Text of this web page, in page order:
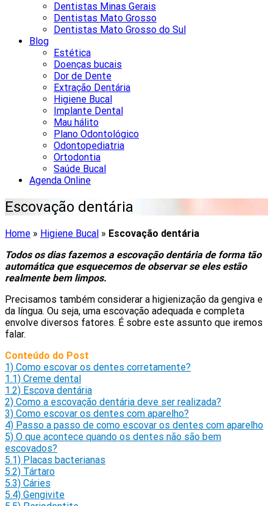
Dentistas Minas Gerais
Dentistas Mato Grosso
Dentistas Mato Grosso do Sul
Blog
Estética
Doenças bucais
Dor de Dente
Extração Dentária
Higiene Bucal
Implante Dental
Mau hálito
Plano Odontológico
Odontopediatria
Ortodontia
Saúde Bucal
Agenda Online
Escovação dentária
Home » Higiene Bucal » Escovação dentária
Todos os dias fazemos a escovação dentária de forma tão
automática que esquecemos de observar se eles estão
realmente bem limpos.
Precisamos também considerar a higienização da gengiva e
da língua. Ou seja, uma escovação adequada e completa
envolve diversos fatores. É sobre este assunto que iremos
falar.
Conteúdo do Post
1) Como escovar os dentes corretamente?
1.1) Creme dental
1.2) Escova dentária
2) Como a escovação dentária deve ser realizada?
3) Como escovar os dentes com aparelho?
4) Passo a passo de como escovar os dentes com aparelho
5) O que acontece quando os dentes não são bem
escovados?
5.1) Placas bacterianas
5.2) Tártaro
5.3) Cáries
5.4) Gengivite